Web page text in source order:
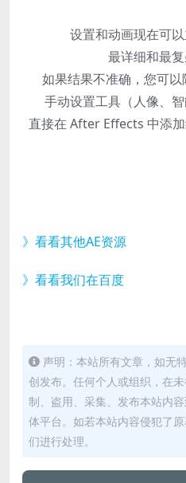
设置和动画现在可
最详细和最复
如果结果不准确，您可
手动设置工具（人像、
直接在 After Effects 中添加
》看看其他AE资源
》看看我们在百度
声明：本站所有文章，如无
创发布。任何个人或组织，在
制、盗用、采集、发布本站内
体平台。如若本站内容侵犯了
们进行处理。